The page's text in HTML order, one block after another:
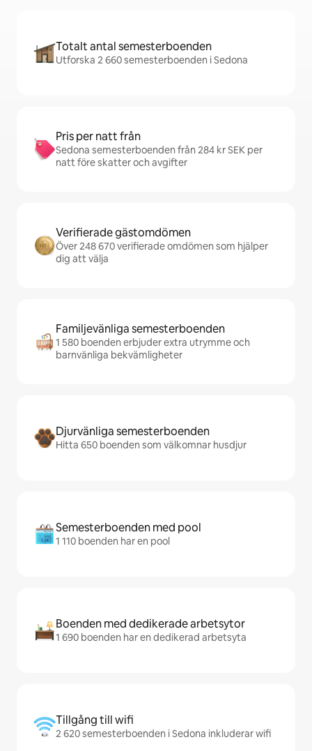
Totalt antal semesterboenden
Utforska 2 660 semesterboenden i Sedona
Pris per natt från
Sedona semesterboenden från 284 kr SEK per
natt före skatter och avgifter
Verifierade gästomdömen
Över 248 670 verifierade omdömen som hjälper
dig att välja
Familjevänliga semesterboenden
1 580 boenden erbjuder extra utrymme och
barnvänliga bekvämligheter
Djurvänliga semesterboenden
Hitta 650 boenden som välkomnar husdjur
Semesterboenden med pool
1 110 boenden har en pool
Boenden med dedikerade arbetsytor
1 690 boenden har en dedikerad arbetsyta
Tillgång till wifi
2 620 semesterboenden i Sedona inkluderar wifi